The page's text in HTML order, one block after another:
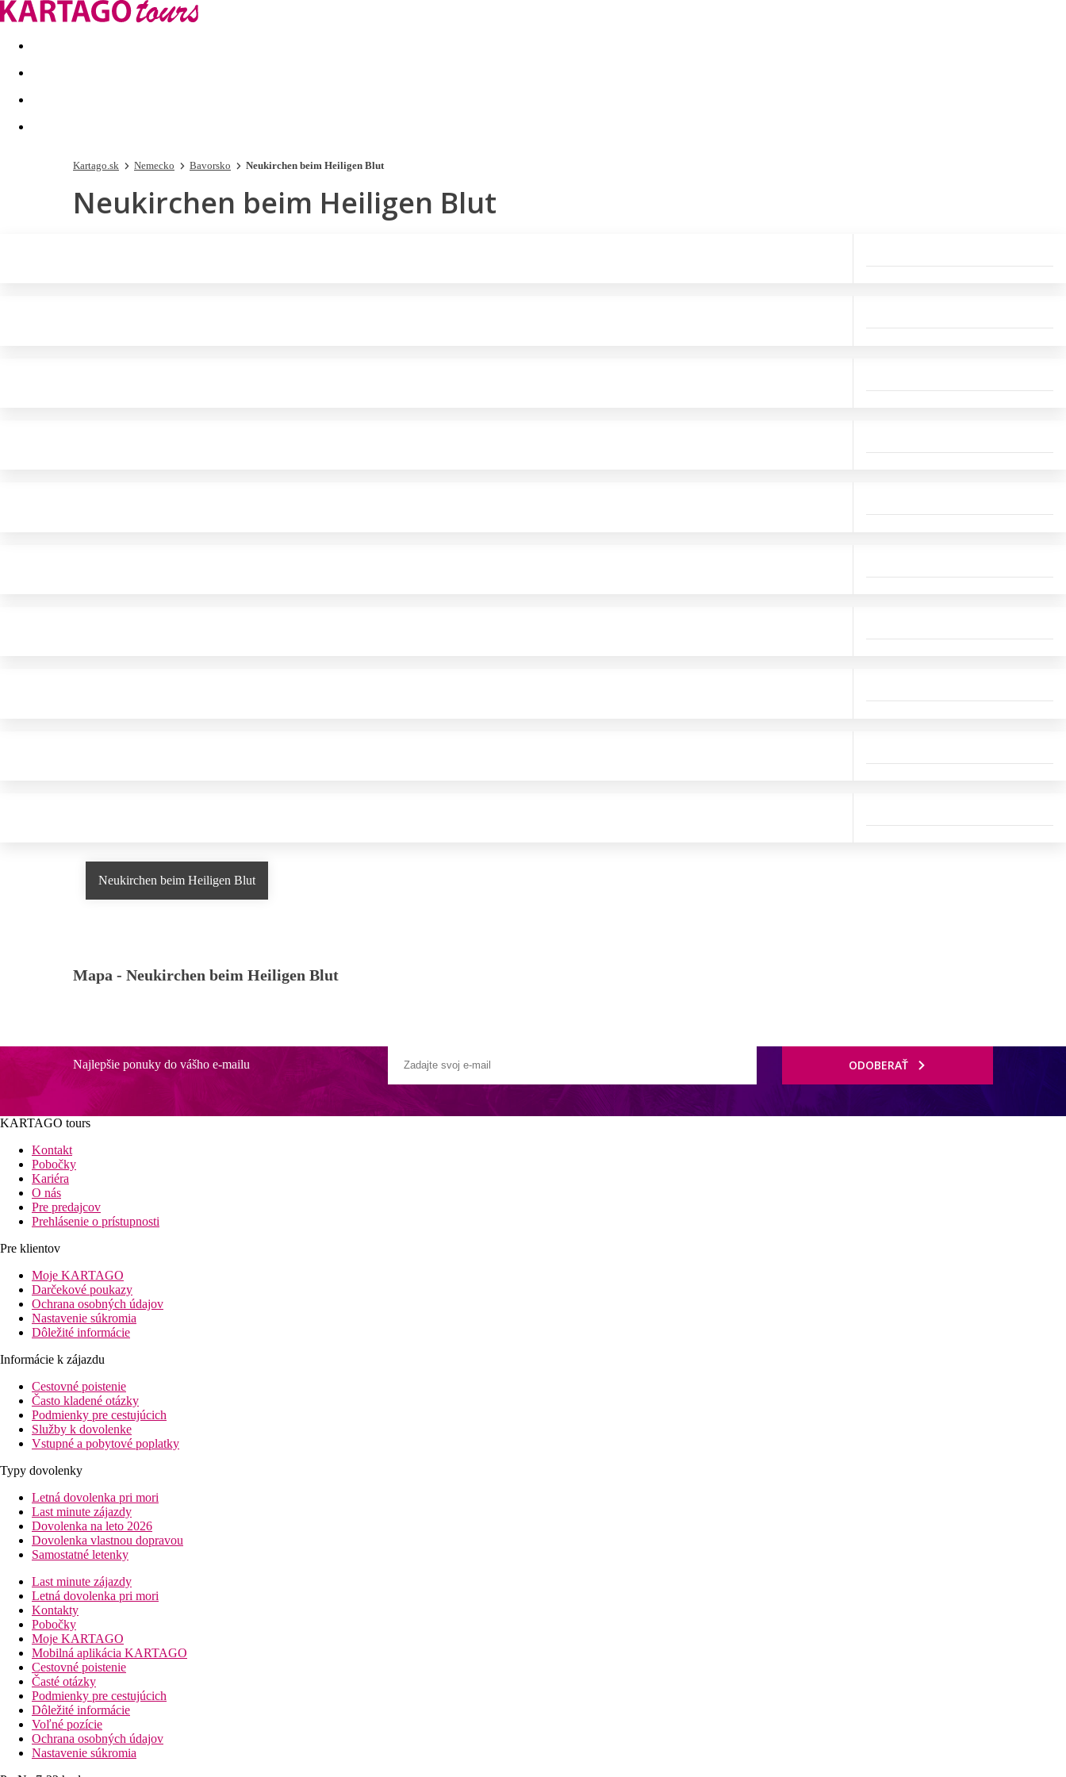
Last minute Dovolenkové kluby
Kartago.sk Nemecko Bavorsko Neukirchen beim Heiligen Blut
Neukirchen beim Heiligen Blut
Neukirchen beim Heiligen Blut
Mapa - Neukirchen beim Heiligen Blut
Najlepšie ponuky do vášho e-mailu ODOBERAŤ
KARTAGO tours
Kontakt
Pobočky
Kariéra
O nás
Pre predajcov
Prehlásenie o prístupnosti
Pre klientov
Moje KARTAGO
Darčekové poukazy
Ochrana osobných údajov
Nastavenie súkromia
Dôležité informácie
Informácie k zájazdu
Cestovné poistenie
Často kladené otázky
Podmienky pre cestujúcich
Služby k dovolenke
Vstupné a pobytové poplatky
Typy dovolenky
Letná dovolenka pri mori
Last minute zájazdy
Dovolenka na leto 2026
Dovolenka vlastnou dopravou
Samostatné letenky
Last minute zájazdy
Letná dovolenka pri mori
Kontakty
Pobočky
Moje KARTAGO
Mobilná aplikácia KARTAGO
Cestovné poistenie
Časté otázky
Podmienky pre cestujúcich
Dôležité informácie
Voľné pozície
Ochrana osobných údajov
Nastavenie súkromia